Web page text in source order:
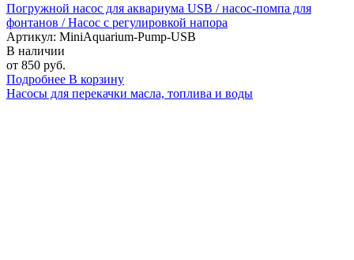
Погружной насос для аквариума USB / насос-помпа для
фонтанов / Насос с регулировкой напора
Артикул: MiniAquarium-Pump-USB
В наличии
от 850 руб.
Подробнее В корзину
Насосы для перекачки масла, топлива и воды